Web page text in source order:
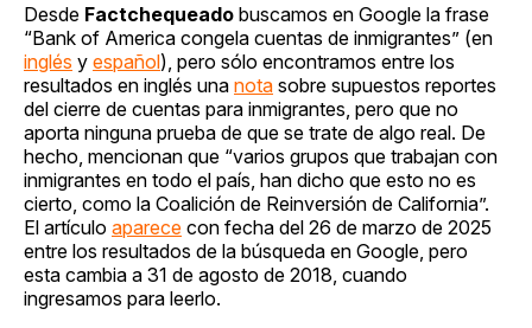
Desde Factchequeado buscamos en Google la frase
“Bank of America congela cuentas de inmigrantes” (en
inglés y español), pero sólo encontramos entre los
resultados en inglés una nota sobre supuestos reportes
del cierre de cuentas para inmigrantes, pero que no
aporta ninguna prueba de que se trate de algo real. De
hecho, mencionan que “varios grupos que trabajan con
inmigrantes en todo el país, han dicho que esto no es
cierto, como la Coalición de Reinversión de California”.
El artículo aparece con fecha del 26 de marzo de 2025
entre los resultados de la búsqueda en Google, pero
esta cambia a 31 de agosto de 2018, cuando
ingresamos para leerlo.